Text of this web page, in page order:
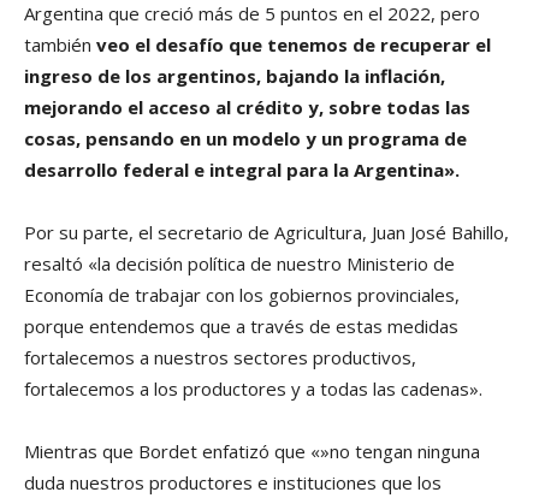
Argentina que creció más de 5 puntos en el 2022, pero
también veo el desafío que tenemos de recuperar el
ingreso de los argentinos, bajando la inflación,
mejorando el acceso al crédito y, sobre todas las
cosas, pensando en un modelo y un programa de
desarrollo federal e integral para la Argentina».
Por su parte, el secretario de Agricultura, Juan José Bahillo,
resaltó «la decisión política de nuestro Ministerio de
Economía de trabajar con los gobiernos provinciales,
porque entendemos que a través de estas medidas
fortalecemos a nuestros sectores productivos,
fortalecemos a los productores y a todas las cadenas».
Mientras que Bordet enfatizó que «»no tengan ninguna
duda nuestros productores e instituciones que los